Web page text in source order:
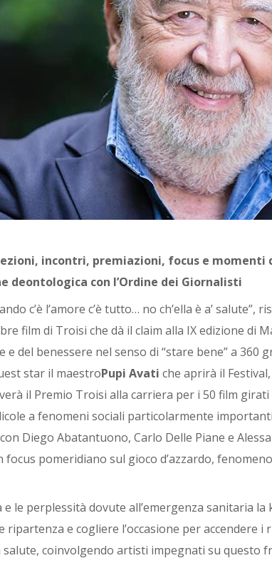
incontri, premiazioni, focus e momenti
deontologica con l’Ordine dei Giornalisti
c’è l’amore c’è tutto… no ch’ella è a’
film di Troisi che dà il claim alla IX edizione di
del benessere nel senso di “stare bene” a 360
star il maestroPupi Avati che aprirà il
il Premio Troisi alla carriera per i 50 film
a fenomeni sociali particolarmente
Diego Abatantuono, Carlo Delle Piane e
focus pomeridiano sul gioco d’azzardo,
le perplessità dovute all’emergenza sanitaria
ripartenza e cogliere l’occasione per accendere
salute, coinvolgendo artisti impegnati su